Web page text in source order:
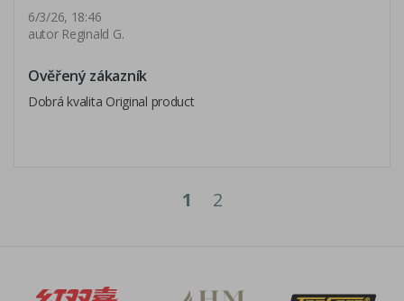
6/3/26, 18:46
autor Reginald G.
Ověřený zákazník
Dobrá kvalita Original product
1 2